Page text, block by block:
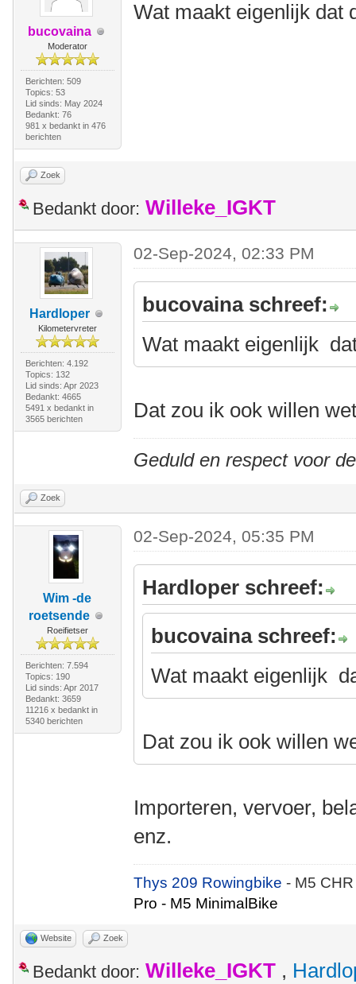
bucovaina
Moderator
Berichten: 509
Topics: 53
Lid sinds: May 2024
Bedankt: 76
981 x bedankt in 476
berichten
Wat maakt eigenlijk dat
Zoek
Bedankt door: Willeke_IGKT
Hardloper
Kilometervreter
Berichten: 4.192
Topics: 132
Lid sinds: Apr 2023
Bedankt: 4665
5491 x bedankt in
3565 berichten
02-Sep-2024, 02:33 PM
bucovaina schreef:
Wat maakt eigenlijk
Dat zou ik ook willen
Geduld en respect voor
Zoek
Wim -de
roetsende
Roeifietser
Berichten: 7.594
Topics: 190
Lid sinds: Apr 2017
Bedankt: 3659
11216 x bedankt in
5340 berichten
02-Sep-2024, 05:35 PM
Hardloper schreef:
bucovaina schreef:
Wat maakt eigenlijk
Dat zou ik ook willen
Importeren, vervoer,
enz.
Thys 209 Rowingbike- M5
Pro - M5 MinimalBike
Website Zoek
Bedankt door: Willeke_IGKT ,